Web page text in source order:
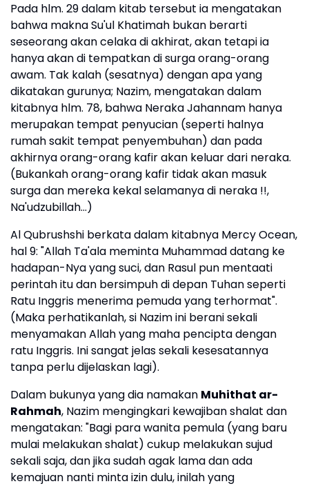
Pada hlm. 29 dalam kitab tersebut ia mengatakan
bahwa makna Su'ul Khatimah bukan berarti
seseorang akan celaka di akhirat, akan tetapi ia
hanya akan di tempatkan di surga orang-orang
awam. Tak kalah (sesatnya) dengan apa yang
dikatakan gurunya; Nazim, mengatakan dalam
kitabnya hlm. 78, bahwa Neraka Jahannam hanya
merupakan tempat penyucian (seperti halnya
rumah sakit tempat penyembuhan) dan pada
akhirnya orang-orang kafir akan keluar dari neraka.
(Bukankah orang-orang kafir tidak akan masuk
surga dan mereka kekal selamanya di neraka !!,
Na'udzubillah...)
Al Qubrushshi berkata dalam kitabnya Mercy Ocean,
hal 9: "Allah Ta'ala meminta Muhammad datang ke
hadapan-Nya yang suci, dan Rasul pun mentaati
perintah itu dan bersimpuh di depan Tuhan seperti
Ratu Inggris menerima pemuda yang terhormat".
(Maka perhatikanlah, si Nazim ini berani sekali
menyamakan Allah yang maha pencipta dengan
ratu Inggris. Ini sangat jelas sekali kesesatannya
tanpa perlu dijelaskan lagi).
Dalam bukunya yang dia namakan Muhithat ar-
Rahmah, Nazim mengingkari kewajiban shalat dan
mengatakan: "Bagi para wanita pemula (yang baru
mulai melakukan shalat) cukup melakukan sujud
sekali saja, dan jika sudah agak lama dan ada
kemajuan nanti minta izin dulu, inilah yang